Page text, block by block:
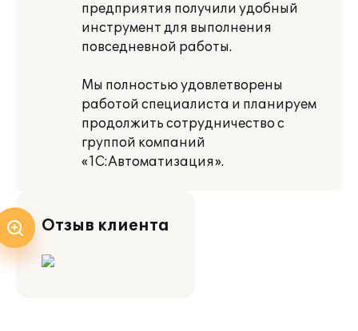
предприятия получили удобный
инструмент для выполнения
повседневной работы.
Мы полностью удовлетворены
работой специалиста и планируем
продолжить сотрудничество с
группой компаний
«1С:Автоматизация».
Отзыв клиента